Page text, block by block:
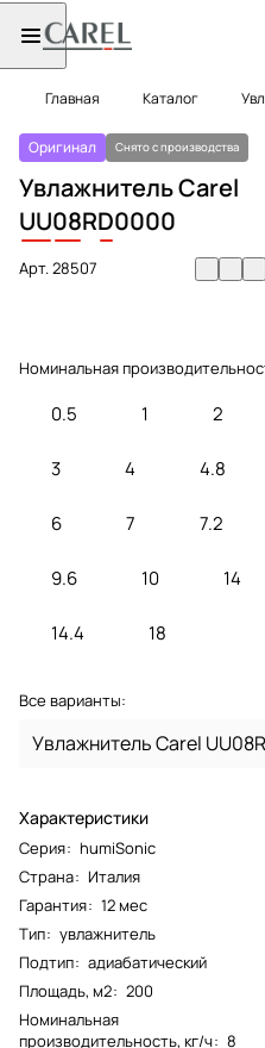
Главная Каталог
Оригинал Снято с производства
Увлажнитель Carel
UU08RD0000
Арт.28507
Номинальная
0.5 1 2
3 4 4.8
6 7 7.2
9.6 10 14
14.4 18
Все варианты:
Увлажнитель Carel
Характеристики
Серия: humiSonic
Страна: Италия
Гарантия: 12 мес
Тип: увлажнитель
Подтип: адиабатический
Площадь, м2: 200
Номинальная
производительность, кг/ч: 8